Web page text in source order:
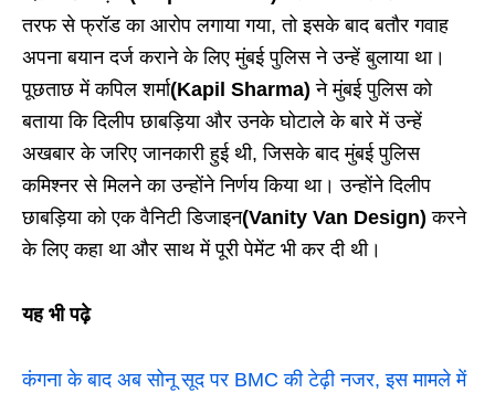
तरफ से फ्रॉड का आरोप लगाया गया, तो इसके बाद बतौर गवाह
अपना बयान दर्ज कराने के लिए मुंबई पुलिस ने उन्हें बुलाया था।
पूछताछ में कपिल शर्मा(Kapil Sharma) ने मुंबई पुलिस को
बताया कि दिलीप छाबड़िया और उनके घोटाले के बारे में उन्हें
अखबार के जरिए जानकारी हुई थी, जिसके बाद मुंबई पुलिस
कमिश्नर से मिलने का उन्होंने निर्णय किया था। उन्होंने दिलीप
छाबड़िया को एक वैनिटी डिजाइन(Vanity Van Design) करने
के लिए कहा था और साथ में पूरी पेमेंट भी कर दी थी।
यह भी पढ़े
कंगना के बाद अब सोनू सूद पर BMC की टेढ़ी नजर, इस मामले में